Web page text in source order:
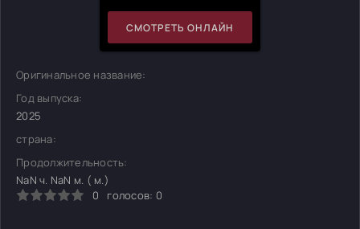
СМОТРЕТЬ ОНЛАЙН
Оригинальное название:
Год выпуска:
2025
страна:
Продолжительность:
NaN ч. NaN м. ( м.)
0
голосов: 0